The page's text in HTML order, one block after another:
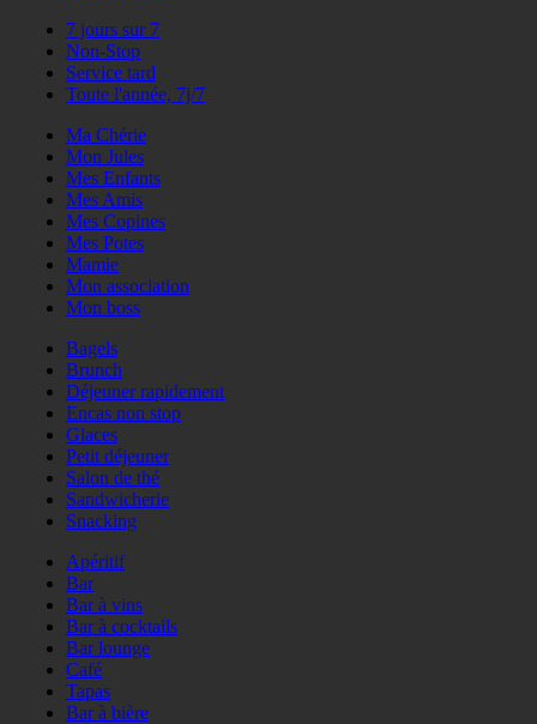
7 jours sur 7
Non-Stop
Service tard
Toute l'année, 7j/7
Ma Chérie
Mon Jules
Mes Enfants
Mes Amis
Mes Copines
Mes Potes
Mamie
Mon association
Mon boss
Bagels
Brunch
Déjeuner rapidement
Encas non stop
Glaces
Petit déjeuner
Salon de thé
Sandwicherie
Snacking
Apéritif
Bar
Bar à vins
Bar à cocktails
Bar lounge
Café
Tapas
Bar à bière